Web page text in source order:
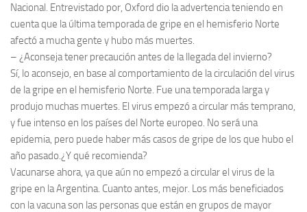
Nacional. Entrevistado por, Oxford dio la advertencia teniendo en
cuenta que la última temporada de gripe en el hemisferio Norte
afectó a mucha gente y hubo más muertes.
– ¿Aconseja tener precaución antes de la llegada del invierno?
Sí, lo aconsejo, en base al comportamiento de la circulación del virus
de la gripe en el hemisferio Norte. Fue una temporada larga y
produjo muchas muertes. El virus empezó a circular más temprano,
y fue intenso en los países del Norte europeo. No será una
epidemia, pero puede haber más casos de gripe de los que hubo el
año pasado.¿Y qué recomienda?
Vacunarse ahora, ya que aún no empezó a circular el virus de la
gripe en la Argentina. Cuanto antes, mejor. Los más beneficiados
con la vacuna son las personas que están en grupos de mayor